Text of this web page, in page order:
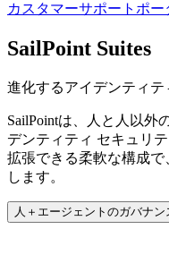
カスタマーサポートポー
SailPoint Suites
進化するアイデンティテ
SailPointは、人と人以外
デンティティ セキュリ
拡張できる柔軟な構成
します。
人＋エージェントのガバナン